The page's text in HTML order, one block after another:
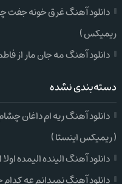
دانلود آهنگ غرق خونه جفت
ریمیکس )
دانلود آهنگ مه جان مار از
دسته‌بندی نشده
دانلود آهنگ ریه ام داغان
( ریمیکس اینستا )
دانلود آهنگ الینده الیمده
دانلود آهنگ نمیدانم عه کدام